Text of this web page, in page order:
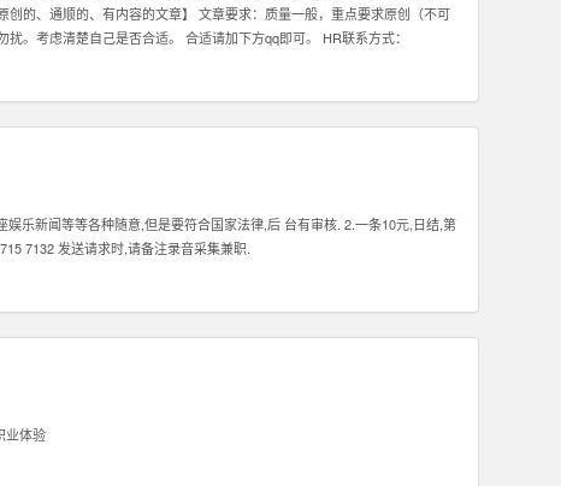
的、通顺的、有内容的文章】 文章要求：质量一般，重点要求原创（不可
。考虑清楚自己是否合适。 合适请加下方qq即可。 HR联系方式：
乐新闻等等各种随意,但是要符合国家法律,后 台有审核. 2.一条10元,日结,第
7132 发送请求时,请备注录音采集兼职.
业体验